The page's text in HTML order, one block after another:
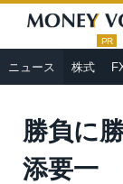
PR
ニュース 株式
HOME » ニュ
なき知性、奸計
FromWikimedia
勝負に
添要一